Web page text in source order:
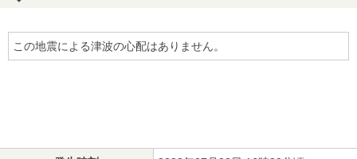
この地震による津波の心配はありません。